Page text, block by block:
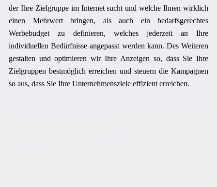
der Ihre Zielgruppe im Internet sucht und welche Ihnen wirklich
einen Mehrwert bringen, als auch ein bedarfsgerechtes
Werbebudget zu definieren, welches jederzeit an Ihre
individuellen Bedürfnisse angepasst werden kann. Des Weiteren
gestalten und optimieren wir Ihre Anzeigen so, dass Sie Ihre
Zielgruppen bestmöglich erreichen und steuern die Kampagnen
so aus, dass Sie Ihre Unternehmensziele effizient erreichen.